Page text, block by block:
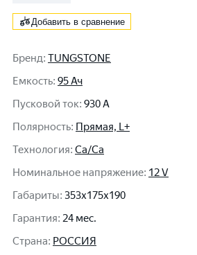
Добавить в сравнение
Бренд: TUNGSTONE
Емкость: 95 Ач
Пусковой ток: 930 A
Полярность: Прямая, L+
Технология: Ca/Ca
Номинальное напряжение: 12 V
Габариты: 353x175x190
Гарантия: 24 мес.
Cтрана: РОССИЯ